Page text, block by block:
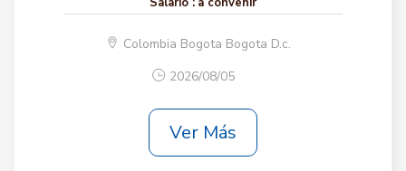
Colombia Bogota Bogota D.c.
2026/08/05
Ver Más